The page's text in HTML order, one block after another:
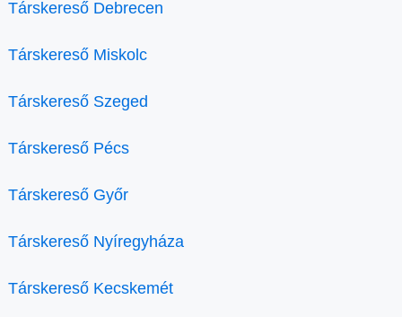
Társkereső Debrecen
Társkereső Miskolc
Társkereső Szeged
Társkereső Pécs
Társkereső Győr
Társkereső Nyíregyháza
Társkereső Kecskemét